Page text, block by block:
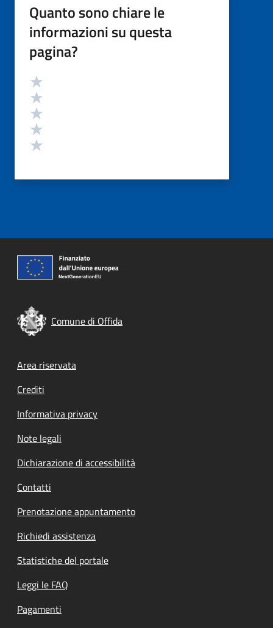
Quanto sono chiare le
informazioni su questa
pagina?
Valutazione
Comune di Offida
Footer menu
Area riservata
Crediti
Informativa privacy
Note legali
Dichiarazione di accessibilità
Contatti
Prenotazione appuntamento
Richiedi assistenza
Statistiche del portale
Leggi le FAQ
Pagamenti